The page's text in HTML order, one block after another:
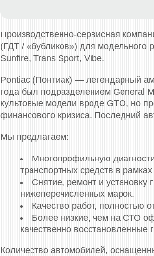
Производственно-сервисная
(ГДТ / «бубликов») для модельного
Sunfire, Trans Sport, Vibe.
Pontiac (Понтиак) — легендарный
года был подразделением General
культовые модели вроде GTO, но
финансового кризиса. Последний
Мы предлагаем:
Многопрофильную
транспортных средств в
Снятие, ремонт и установку
нижеперечисленных марок.
Качество работ, полностью
Более низкие, чем на СТО
качественно
Количество автомобилей,